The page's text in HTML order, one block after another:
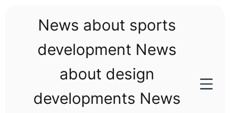
News about sports
development News
about design
developments News